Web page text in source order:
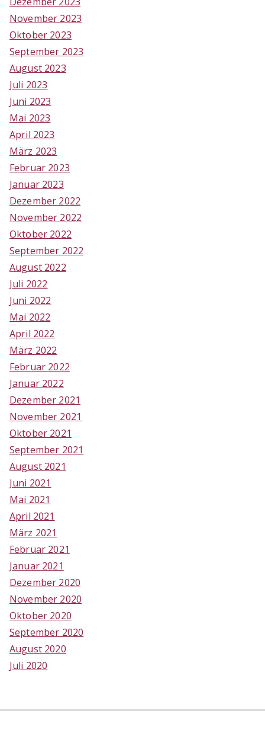
November 2023
Oktober 2023
September 2023
August 2023
Juli 2023
Juni 2023
Mai 2023
April 2023
März 2023
Februar 2023
Januar 2023
Dezember 2022
November 2022
Oktober 2022
September 2022
August 2022
Juli 2022
Juni 2022
Mai 2022
April 2022
März 2022
Februar 2022
Januar 2022
Dezember 2021
November 2021
Oktober 2021
September 2021
August 2021
Juni 2021
Mai 2021
April 2021
März 2021
Februar 2021
Januar 2021
Dezember 2020
November 2020
Oktober 2020
September 2020
August 2020
Juli 2020